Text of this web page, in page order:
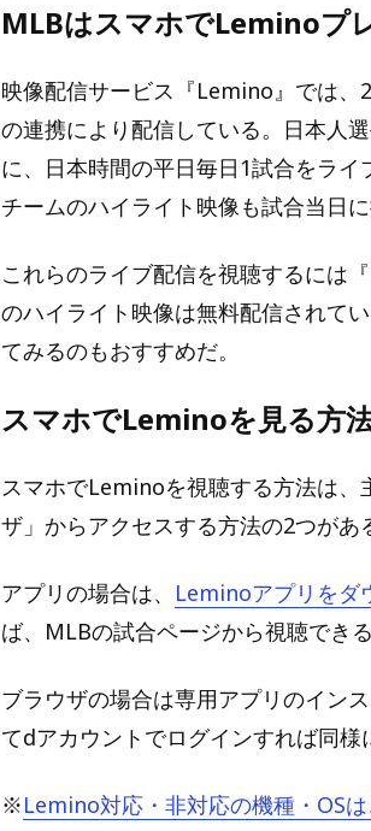
MLBはスマホでLeminoプ
映像配信サービス『Lemino』では、
の連携により配信している。日本人
に、日本時間の平日毎日1試合をラ
チームのハイライト映像も試合当日に
これらのライブ配信を視聴するには
のハイライト映像は無料配信されて
てみるのもおすすめだ。
スマホでLeminoを見る方
スマホでLeminoを視聴する方法は
ザ」からアクセスする方法の2つがあ
アプリの場合は、 Leminoアプリをダ
ば、MLBの試合ページから視聴できる
ブラウザの場合は専用アプリのインス
てdアカウントでログインすれば同様
※Lemino対応・非対応の機種・OSは